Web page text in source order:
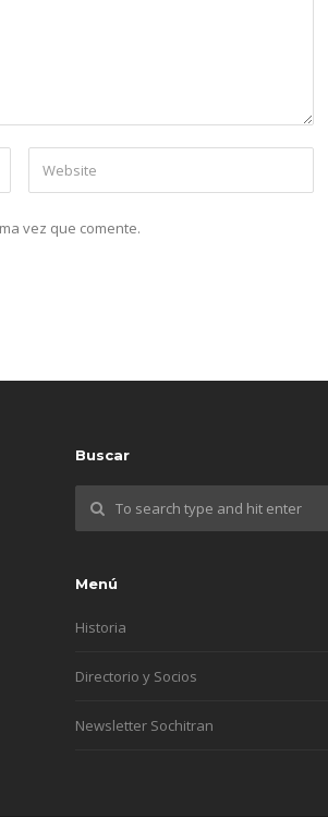
vez que comente.
Buscar
Menú
Historia
Directorio y Socios
Newsletter Sochitran